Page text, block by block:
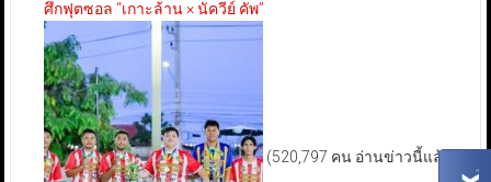
ศึกฟุตซอล “เกาะล้าน × นัควีย์ คัพ”
(520,797 คน อ่านข่าวนี้แล้ว)